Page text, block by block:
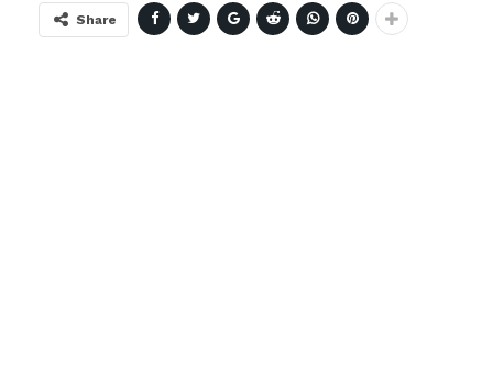
Share